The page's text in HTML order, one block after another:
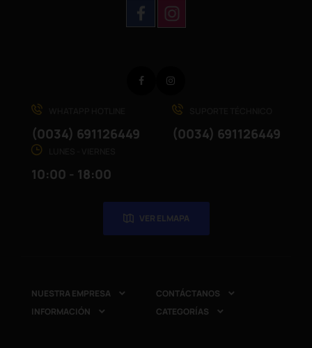
(0034) 691126449 (0034) 691126449
10:00 - 18:00
VER EL MAPA
Facebook
NUESTRA EMPRESA  CONTÁCTANOS 
INFORMACIÓN  CATEGORÍAS 